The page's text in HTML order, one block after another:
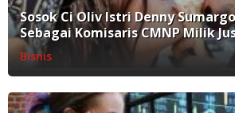
Sosok Ci Oliv Istri Denny
Sebagai Komisaris CMNP Milik
Bisnis